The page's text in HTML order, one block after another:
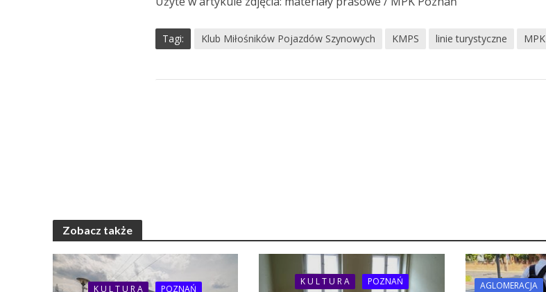
Tagi: Klub Miłośników Pojazdów Szynowych KMPS linie turystyczne MPK
Zobacz także
K U L T U R A POZNAŃ
K U L T U R A POZNAŃ AGLOMERACJA